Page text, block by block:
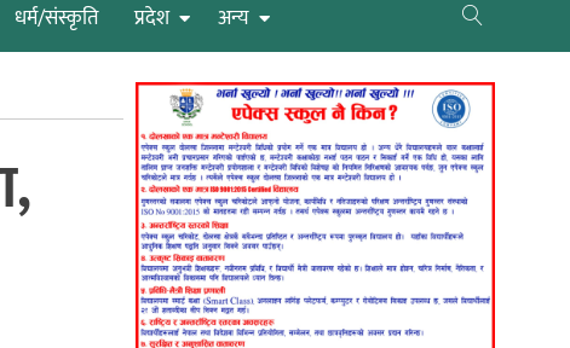
धर्म/संस्कृति प्रदेश अन्य